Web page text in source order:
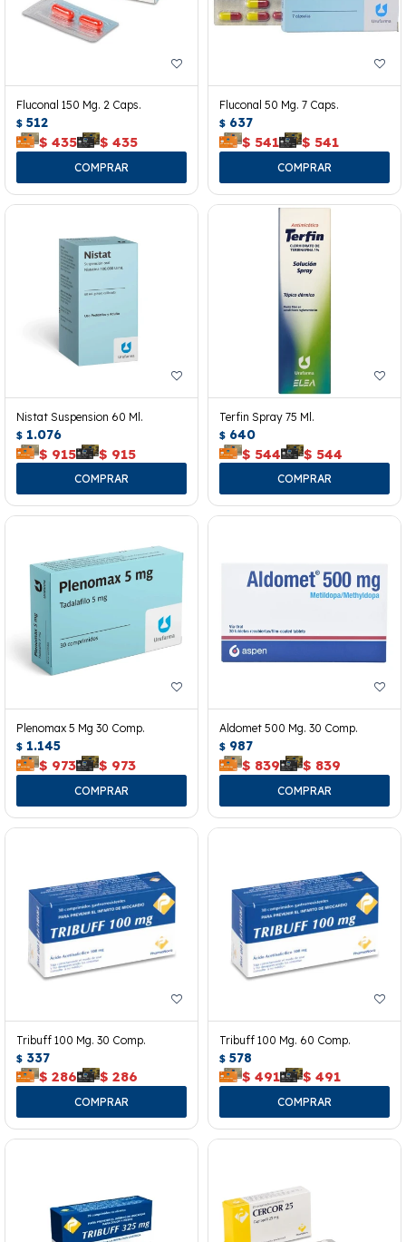
Fluconal 150 Mg. 2 Caps.
$ 512
$ 435 $ 435
Fluconal 50 Mg. 7 Caps.
$ 637
$ 541 $ 541
Nistat Suspension 60 Ml.
$ 1.076
$ 915 $ 915
Terfin Spray 75 Ml.
$ 640
$ 544 $ 544
Plenomax 5 Mg 30 Comp.
$ 1.145
$ 973 $ 973
Aldomet 500 Mg. 30 Comp.
$ 987
$ 839 $ 839
Tribuff 100 Mg. 30 Comp.
$ 337
$ 286 $ 286
Tribuff 100 Mg. 60 Comp.
$ 578
$ 491 $ 491